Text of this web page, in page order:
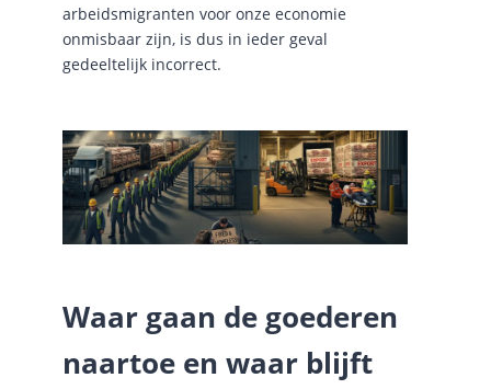
arbeidsmigranten voor onze economie
onmisbaar zijn, is dus in ieder geval
gedeeltelijk incorrect.
Waar gaan de goederen
naartoe en waar blijft